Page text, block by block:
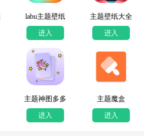
labu主题壁纸
进入
主题壁纸大全
进入
主题神图多多
进入
主题魔盒
进入